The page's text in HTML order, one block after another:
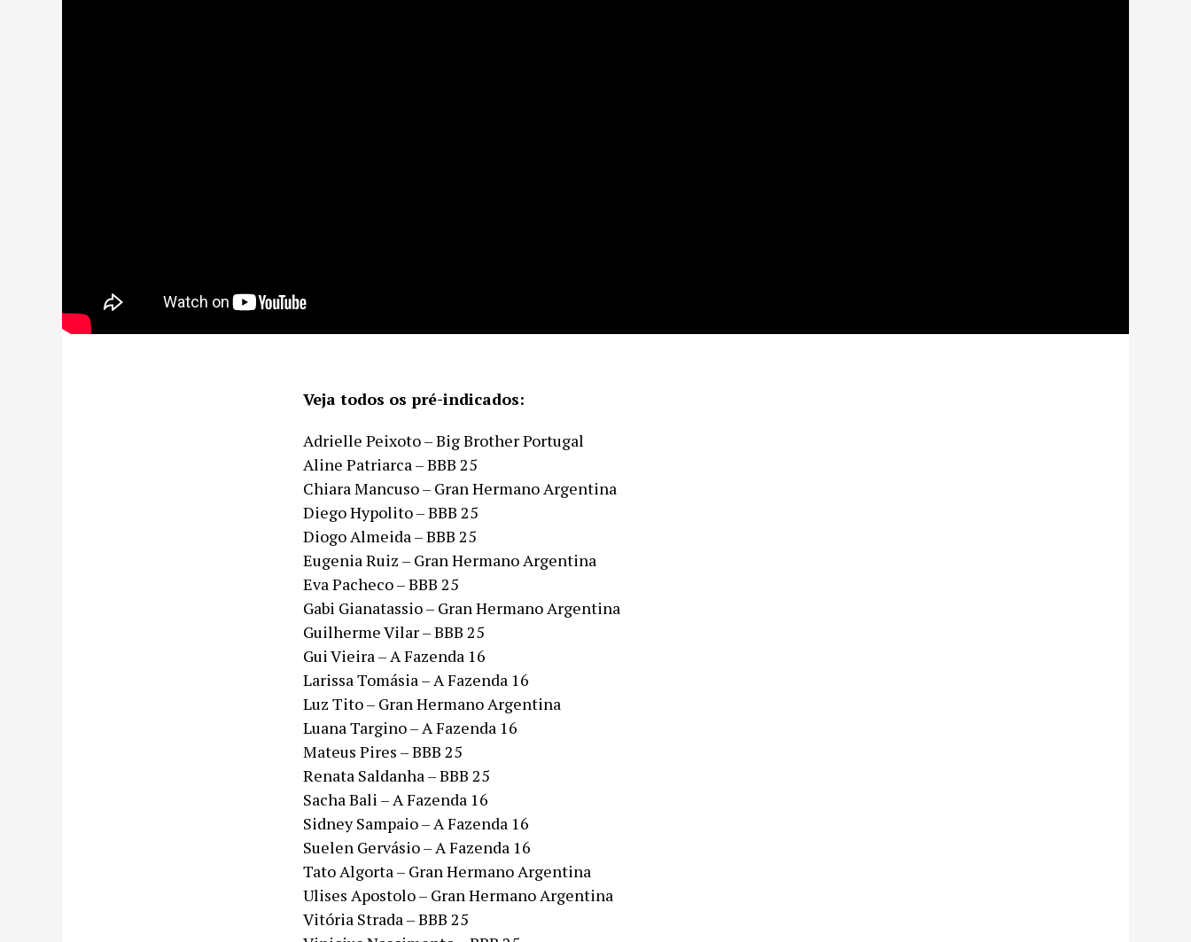
Veja todos os pré-indicados:
Adrielle Peixoto – Big Brother Portugal
Aline Patriarca – BBB 25
Chiara Mancuso – Gran Hermano Argentina
Diego Hypolito – BBB 25
Diogo Almeida – BBB 25
Eugenia Ruiz – Gran Hermano Argentina
Eva Pacheco – BBB 25
Gabi Gianatassio – Gran Hermano Argentina
Guilherme Vilar – BBB 25
Gui Vieira – A Fazenda 16
Larissa Tomásia – A Fazenda 16
Luz Tito – Gran Hermano Argentina
Luana Targino – A Fazenda 16
Mateus Pires – BBB 25
Renata Saldanha – BBB 25
Sacha Bali – A Fazenda 16
Sidney Sampaio – A Fazenda 16
Suelen Gervásio – A Fazenda 16
Tato Algorta – Gran Hermano Argentina
Ulises Apostolo – Gran Hermano Argentina
Vitória Strada – BBB 25